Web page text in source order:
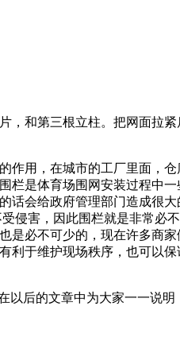
，和第三根立柱。把网面拉
作用，在城市的工厂里面，
栏是体育场围网安装过程中
话会给政府管理部门造成很
侵害，因此围栏就是非常必
是必不可少的，现在许多商
利于维护现场秩序，也可以
以后的文章中为大家一一说明